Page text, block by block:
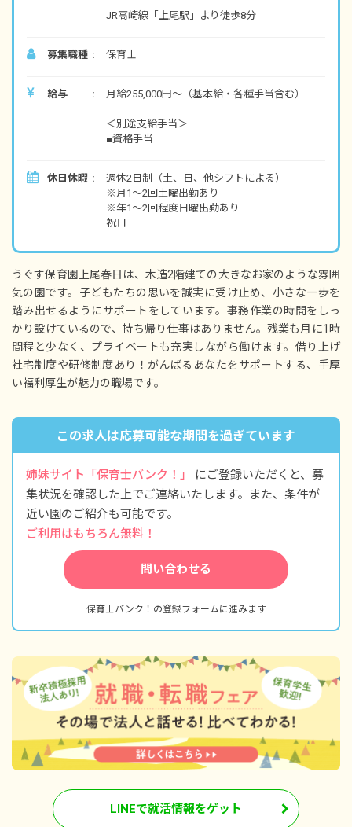
JR高崎線「上尾駅」より徒歩8分
募集職種 保育士
給与 月給255,000円～（基本給・各種手当含む）
＜別途支給手当＞
■資格手当
■栄養促進手当
■交通費別途支給
■時間外手当
※試用期間3カ月／正式採用後と同じ
休日休暇
週休2日制（土、日、他シフトによる）
※月1～2回土曜出勤あり
※年1～2回程度日曜出勤あり
祝日
有給休暇（取得率ほぼ100％）
産休・育休制度
┗希望者取得率100％！
その他
うぐす保育園上尾春日は、木造2階建ての大きなお家のような雰囲
気の園です。子どもたちの思いを誠実に受け止め、小さな一歩を
踏み出せるようにサポートをしています。事務作業の時間をしっ
かり設けているので、持ち帰り仕事はありません。残業も月に1時
間程と少なく、プライベートも充実しながら働けます。借り上げ
社宅制度や研修制度あり！がんばるあなたをサポートする、手厚
い福利厚生が魅力の職場です。
この求人は応募可能な期間を過ぎています
姉妹サイト「保育士バンク！」
にご登録いただくと、募
集状況を確認した上でご連絡いたします。また、条件が
近い園のご紹介も可能です。
ご利用はもちろん無料！
問い合わせる
保育士バンク！の登録フォームに進みます
LINEで就活情報をゲット